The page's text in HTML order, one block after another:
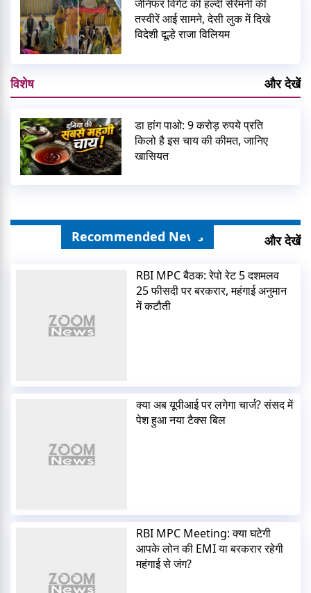
जेनिफर विंगेट की हल्दी सेरेमनी की
तस्वीरें आई सामने, देसी लुक में दिखे
विदेशी दूल्हे राजा विलियम
विशेष और देखें
डा हांग पाओ: 9 करोड़ रुपये प्रति
किलो है इस चाय की कीमत, जानिए
खासियत
Recommended News और देखें
RBI MPC बैठक: रेपो रेट 5 दशमलव
25 फीसदी पर बरकरार, महंगाई अनुमान
में कटौती
क्या अब यूपीआई पर लगेगा चार्ज? संसद में
पेश हुआ नया टैक्स बिल
RBI MPC Meeting: क्या घटेगी
आपके लोन की EMI या बरकरार रहेगी
महंगाई से जंग?